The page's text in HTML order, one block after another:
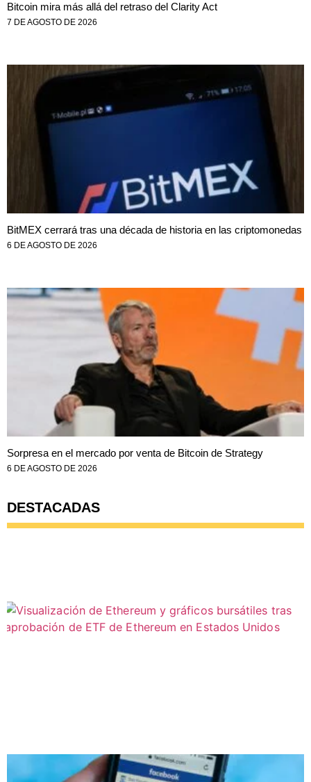
Bitcoin mira más allá del retraso del Clarity Act
7 DE AGOSTO DE 2026
BitMEX cerrará tras una década de historia en las criptomonedas
6 DE AGOSTO DE 2026
Sorpresa en el mercado por venta de Bitcoin de Strategy
6 DE AGOSTO DE 2026
DESTACADAS